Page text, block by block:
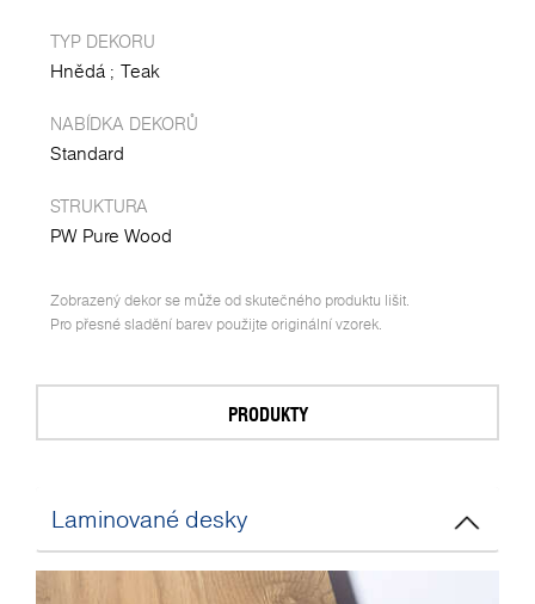
TYP DEKORU
Hnědá Teak
NABÍDKA DEKORŮ
Standard
STRUKTURA
PW Pure Wood
Zobrazený dekor se může od skutečného produktu lišit.
Pro přesné sladění barev použijte originální vzorek.
PRODUKTY
Laminované desky